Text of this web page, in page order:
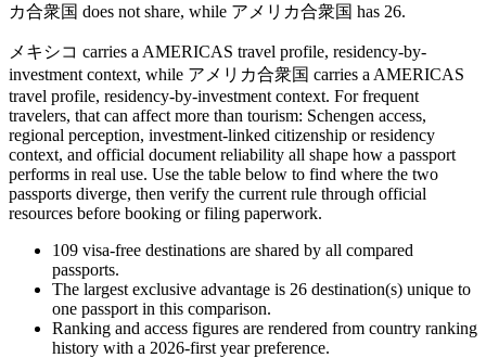
カ合衆国 does not share, while アメリカ合衆国 has 26.
メキシコ carries a AMERICAS travel profile, residency-by-
investment context, while アメリカ合衆国 carries a AMERICAS
travel profile, residency-by-investment context. For frequent
travelers, that can affect more than tourism: Schengen access,
regional perception, investment-linked citizenship or residency
context, and official document reliability all shape how a passport
performs in real use. Use the table below to find where the two
passports diverge, then verify the current rule through official
resources before booking or filing paperwork.
109 visa-free destinations are shared by all compared
passports.
The largest exclusive advantage is 26 destination(s) unique to
one passport in this comparison.
Ranking and access figures are rendered from country ranking
history with a 2026-first year preference.